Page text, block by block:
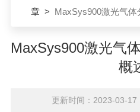
章> MaxSys900激光气
MaxSys900激光气
概
更新时间：2023-03-